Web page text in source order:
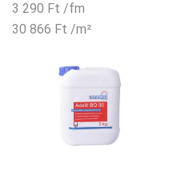
3 290 Ft /fm
30 866 Ft /m²